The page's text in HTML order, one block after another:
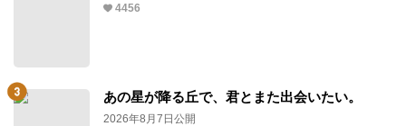
4456
あの星が降る丘で、君とまた出会いたい。
2026年8月7日公開